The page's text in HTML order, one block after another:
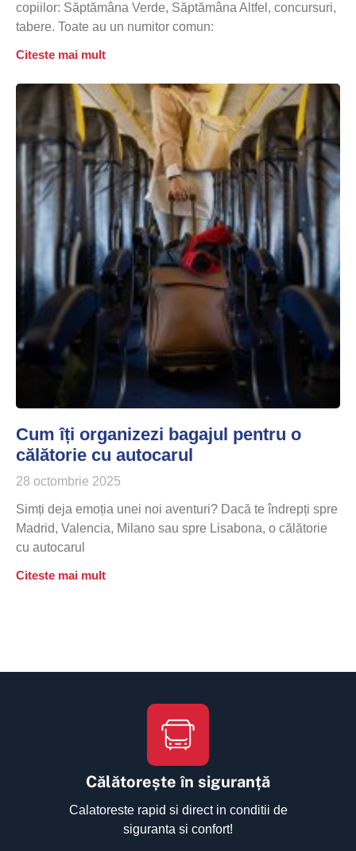
copiilor: Săptămâna Verde, Săptămâna Altfel, concursuri,
tabere. Toate au un numitor comun:
Citeste mai mult
Cum îți organizezi bagajul pentru o
călătorie cu autocarul
28 octombrie 2025
Simți deja emoția unei noi aventuri? Dacă te îndrepți spre
Madrid, Valencia, Milano sau spre Lisabona, o călătorie
cu autocarul
Citeste mai mult
Călătorește în siguranță
Calatoreste rapid si direct in conditii de
siguranta si confort!